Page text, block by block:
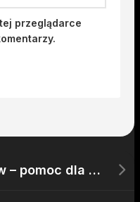
przeglądarce
Leczenie traumy Wrocław – pomoc dla osób po trudnych przeżyciach